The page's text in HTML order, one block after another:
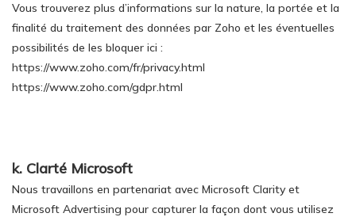
Vous trouverez plus d’informations sur la nature, la portée et la
finalité du traitement des données par Zoho et les éventuelles
possibilités de les bloquer ici :
https://www.zoho.com/fr/privacy.html
https://www.zoho.com/gdpr.html
k. Clarté Microsoft
Nous travaillons en partenariat avec Microsoft Clarity et
Microsoft Advertising pour capturer la façon dont vous utilisez